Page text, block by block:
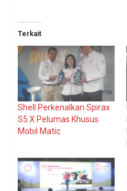
Terkait
Shell Perkenalkan Spirax
S5 X Pelumas Khusus
Mobil Matic